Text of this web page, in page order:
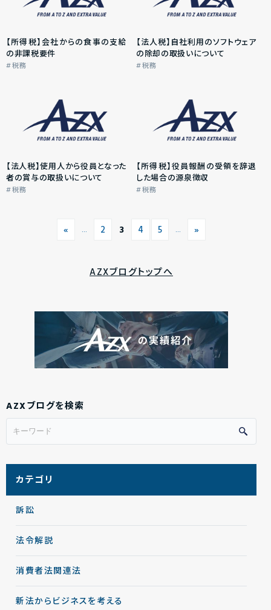
【所得税】会社からの食事の支給
の非課税要件
税務
【法人税】自社利用のソフトウェア
の除却の取扱いについて
税務
【法人税】使用人から役員となった
者の賞与の取扱いについて
税務
【所得税】役員報酬の受領を辞退
した場合の源泉徴収
税務
« ... 2 3 4 5 ... »
AZXブログトップへ
AZXブログを検索
カテゴリ
訴訟
法令解説
消費者法関連法
新法からビジネスを考える